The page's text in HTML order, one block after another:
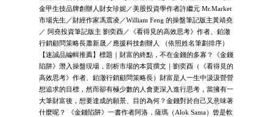
金甲生技品牌創辦人財女珍妮／美股投資學作者許繼元 Mr.Market
市場先生／財經作家馮震凌／William Feng 的操盤筆記版主黃靖堯
／ 阿堯投資筆記版主 劉奕酉／《看得見的高效思考》作者、鉑澈
行銷顧問策略長蕭新晟／應援科技創辦人 （依照姓名筆劃排序）
【迷誠品編輯推薦】標題｜財富的終點，不在金錢的多寡？《金錢
陷阱》潛入操盤現場，剖析市場的本質撰文｜劉奕酉（《看得見的
高效思考》作者、鉑澈行銷顧問策略長）財富是人一生中汲汲營營
想追求的目標，然而卻有極少數的人會更深入進行思考，當擁有一
大筆財富後，想要達成的願景、目的為何？金錢對於自己又意味著
什麼呢？ 《金錢陷阱》一書作者阿洛．薩瑪（Alok Sama）曾是軟